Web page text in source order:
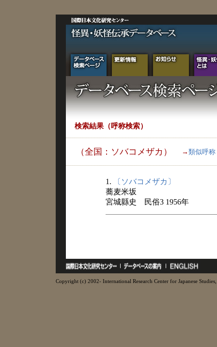
検索結果（呼称検索）
（全国：ソバコメザカ） → 類似呼称
1.
〔ソバコメザカ〕
蕎麦米坂
宮城縣史 民俗3 1956年
Copyright (c) 2002- International Research Center for Japanese